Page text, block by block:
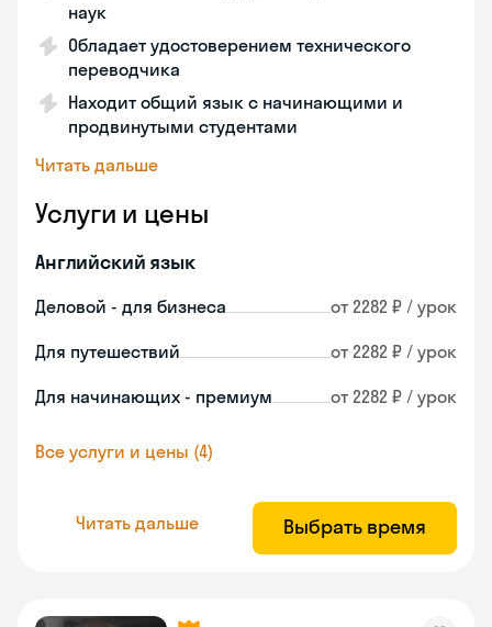
наук
Обладает удостоверением технического
переводчика
Находит общий язык с начинающими и
продвинутыми студентами
Читать дальше
Услуги и цены
Английский язык
Деловой - для бизнеса от 2282 ₽ / урок
Для путешествий от 2282 ₽ / урок
Для начинающих - премиум от 2282 ₽ / урок
Все услуги и цены (4)
Читать дальше Выбрать время